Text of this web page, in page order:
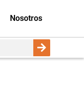
Nosotros